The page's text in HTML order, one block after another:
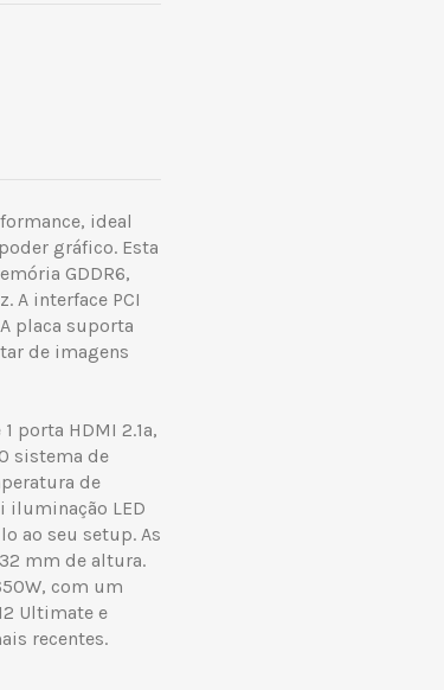
ideal
gráfico. Esta
GDDR6,
A interface PCI
placa suporta
de imagens
porta HDMI 2.1a,
sistema de
de
iluminação LED
ao seu setup. As
mm de altura.
com um
Ultimate e
recentes.